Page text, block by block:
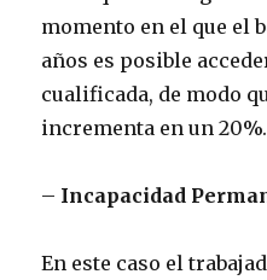
momento en el que el
años es posible
cualificada, de modo
incrementa en un 20%.
– Incapacidad
En este caso el